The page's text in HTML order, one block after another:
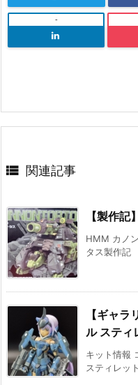
-
 関連記事
【製作
HMM カノ
タス製作記
【ギャ
ル スティ
キット情報
スティレッ